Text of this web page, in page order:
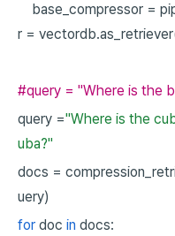
base_compressor =
r =
#query = "Where is the
query ="Where is the
uba?"
docs =
uery)
for doc in docs: